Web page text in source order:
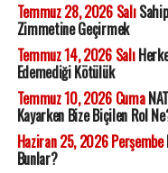
Temmuz 28, 2026 Salı
Zimmetine Geçirmek
Temmuz 14, 2026 Salı
Edemediği Kötülük
Temmuz 10, 2026 Cuma
Kayarken Bize Biçilen Rol
Haziran 25, 2026 Perşembe
Bunlar?